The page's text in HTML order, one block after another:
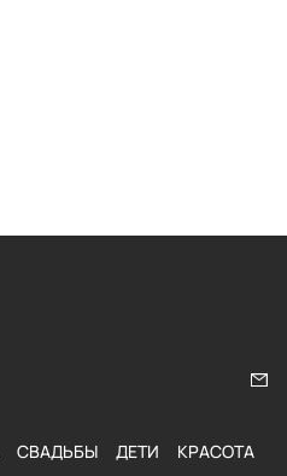
СВАДЬБЫ ДЕТИ КРАСОТА